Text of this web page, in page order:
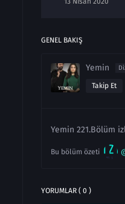
GENEL BAKIŞ
Yemin
Takip Et
Yemin 221.Bölüm
Bu bölüm özeti
YORUMLAR ( 0 )